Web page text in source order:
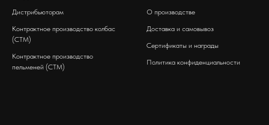
Дистрибьюторам
Контрактное производство колбас
(СТМ)
Контрактное производство
пельменей (СТМ)
О производстве
Доставка и самовывоз
Сертификаты и награды
Политика конфиденциальности